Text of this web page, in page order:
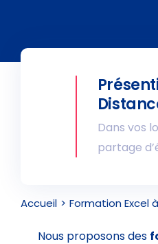
Dans vos
partage
Accueil Formation Excel
Nous proposons des